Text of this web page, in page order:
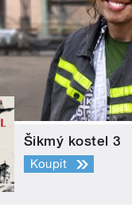
Šikmý kostel 3
Koupit